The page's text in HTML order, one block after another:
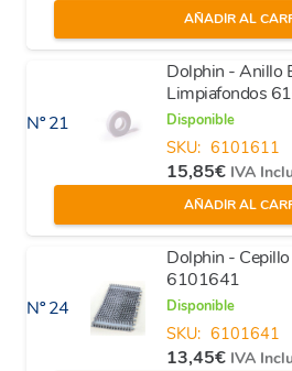
AÑADIR AL
Nº 21
Dolphin - Anillo
Limpiafondos
Disponible
SKU: 6101611
15,85€ IVA
AÑADIR AL
Nº 24
Dolphin -
6101641
Disponible
SKU: 6101641
13,45€ IVA